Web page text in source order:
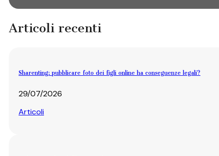
Articoli recenti
Sharenting: pubblicare foto dei figli online ha conseguenze legali?
29/07/2026
Articoli